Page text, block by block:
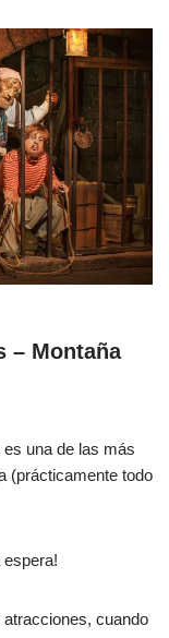
– Montaña
una de las más
(prácticamente todo
espera!
cuando